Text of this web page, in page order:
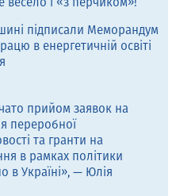
підписали Меморандум
в енергетичній освіті
прийом заявок на
переробної
та гранти на
в рамках політики
в Україні», — Юлія